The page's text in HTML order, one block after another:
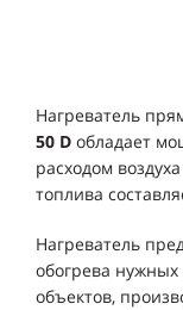
Нагреватель
50 D обладает
расходом воздуха
топлива
Нагреватель
обогрева
объектов,